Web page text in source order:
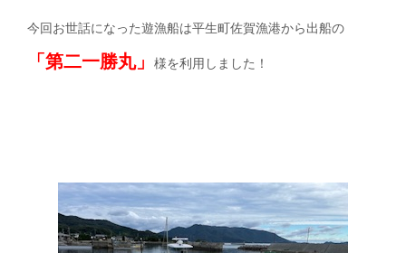
今回お世話になった遊漁船は平生町佐賀漁港から出船の
「第二一勝丸」 様を利用しました！